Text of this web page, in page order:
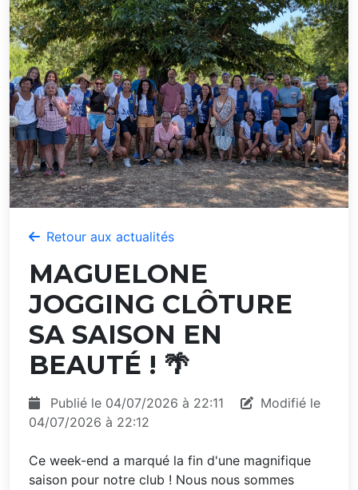
Retour aux actualités
MAGUELONE
JOGGING CLÔTURE
SA SAISON EN
BEAUTÉ ! 🌴
Publié le 04/07/2026 à 22:11
Modifié le
04/07/2026 à 22:12
Ce week-end a marqué la fin d'une magnifique
saison pour notre club ! Nous nous sommes